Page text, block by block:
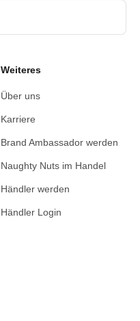
Weiteres
Über uns
Karriere
Brand Ambassador werden
Naughty Nuts im Handel
Händler werden
Händler Login